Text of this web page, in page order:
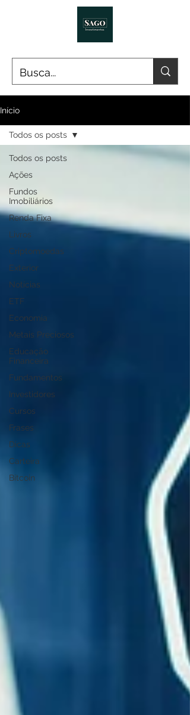
Início
Todos os posts
Ações
Fundos
Imobiliários
Renda Fixa
Livros
Criptomoedas
Exterior
Notícias
ETF
Economia
Metais Preciosos
Educação
Financeira
Fundamentos
Investidores
Cursos
Frases
Dicas
Carteira
Bitcoin
Todos os posts